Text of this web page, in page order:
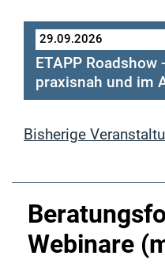
29.09.2026
ETAPP Roadshow
praxisnah und im
„TQ erleben –
Bisherige
Webinare